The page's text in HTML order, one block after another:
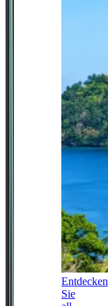
Entdecken
Sie